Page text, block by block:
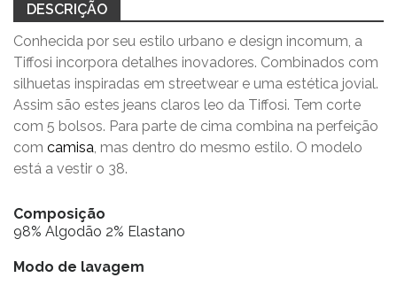
DESCRIÇÃO
Conhecida por seu estilo urbano e design incomum, a
Tiffosi incorpora detalhes inovadores. Combinados com
silhuetas inspiradas em streetwear e uma estética jovial.
Assim são estes jeans claros leo da Tiffosi. Tem corte
com 5 bolsos. Para parte de cima combina na perfeição
com camisa, mas dentro do mesmo estilo. O modelo
está a vestir o 38.
Composição
98% Algodão 2% Elastano
Modo de lavagem